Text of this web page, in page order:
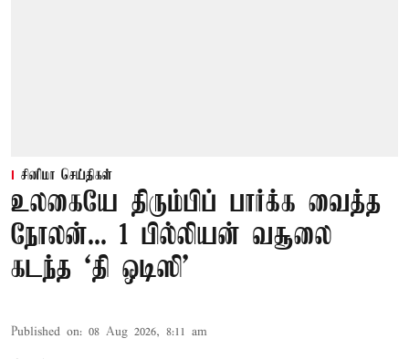
சினிமா செய்திகள்
உலகையே திரும்பிப் பார்க்க வைத்த
நோலன்... 1 பில்லியன் வசூலை
கடந்த ‘தி ஒடிஸி’
Published on: 08 Aug 2026, 8:11 am